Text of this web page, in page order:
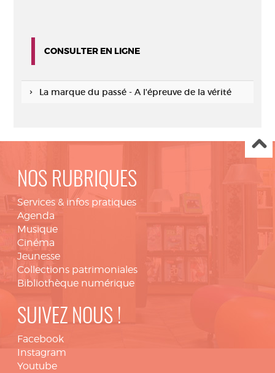
CONSULTER EN LIGNE
La marque du passé - A l'épreuve de la vérité
NOS RUBRIQUES
Services & infos pratiques
Agenda
Musique
Cinéma
Jeunesse
Collections patrimoniales
Bibliothèque numérique
SUIVEZ NOUS !
Facebook
Instagram
Youtube